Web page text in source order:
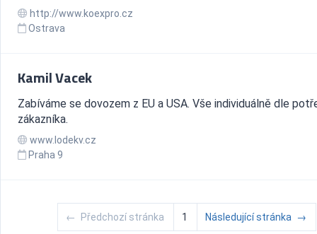
http://www.koexpro.cz
Ostrava
Kamil Vacek
Zabíváme se dovozem z EU a USA. Vše individuálně dle
zákazníka.
www.lodekv.cz
Praha 9
← Předchozí stránka 1 Následující stránka →